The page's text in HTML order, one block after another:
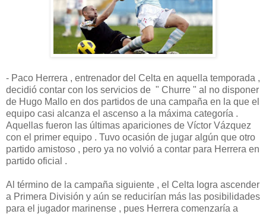
- Paco Herrera , entrenador del Celta en aquella temporada ,
decidió contar con los servicios de " Churre " al no disponer
de Hugo Mallo en dos partidos de una campaña en la que el
equipo casi alcanza el ascenso a la máxima categoría .
Aquellas fueron las últimas apariciones de Víctor Vázquez
con el primer equipo . Tuvo ocasión de jugar algún que otro
partido amistoso , pero ya no volvió a contar para Herrera en
partido oficial .
Al término de la campaña siguiente , el Celta logra ascender
a Primera División y aún se reducirían más las posibilidades
para el jugador marinense , pues Herrera comenzaría a